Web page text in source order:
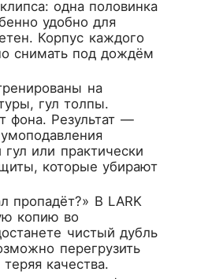
одна половинка
удобно для
Корпус каждого
снимать под дождём
на
гул толпы.
фона. Результат —
или практически
которые убирают
пропадёт?» В LARK
копию во
чистый дубль
перегрузить
качества.